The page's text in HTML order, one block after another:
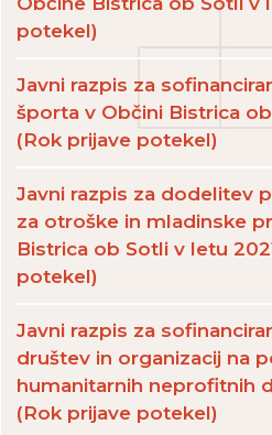
potekel)
Javni razpis za
športa v Občini Bistrica
(Rok prijave potekel)
Javni razpis za dodelitev
za otroške in mladinske
Bistrica ob Sotli v letu
potekel)
Javni razpis za
društev in organizacij na
humanitarnih neprofitnih
(Rok prijave potekel)